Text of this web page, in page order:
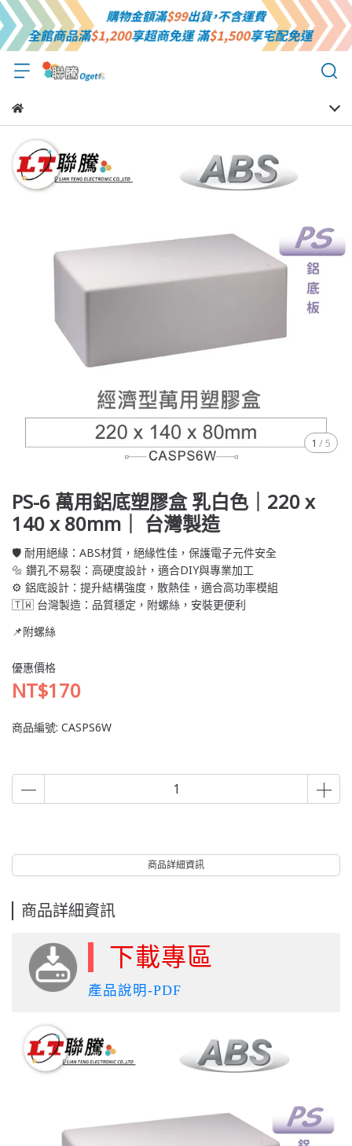
1 /5
PS-6 萬用鋁底塑膠盒 乳白色｜220 x
140 x 80mm｜ 台灣製造
🛡️ 耐用絕緣：ABS材質，絕緣性佳，保護電子元件安全
🔩 鑽孔不易裂：高硬度設計，適合DIY與專業加工
⚙️ 鋁底設計：提升結構強度，散熱佳，適合高功率模組
🇹🇼 台灣製造：品質穩定，附螺絲，安裝更便利
📌附螺絲
優惠價格
NT$170
商品編號: CASPS6W
商品詳細資訊
商品詳細資訊
下載專區
產品說明-PDF